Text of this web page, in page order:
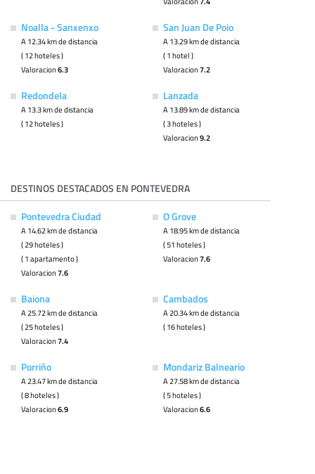
Noalla - Sanxenxo
A 12.34 km de distancia
( 12 hoteles )
Valoracion6.3
San Juan De Poio
A 13.29 km de distancia
( 1 hotel )
Valoracion7.2
Redondela
A 13.3 km de distancia
( 12 hoteles )
Lanzada
A 13.89 km de distancia
( 3 hoteles )
Valoracion9.2
DESTINOS DESTACADOS EN PONTEVEDRA
Pontevedra Ciudad
A 14.62 km de distancia
( 29 hoteles )
( 1 apartamento )
Valoracion7.6
O Grove
A 18.95 km de distancia
( 51 hoteles )
Valoracion7.6
Baiona
A 25.72 km de distancia
( 25 hoteles )
Valoracion7.4
Cambados
A 20.34 km de distancia
( 16 hoteles )
Porriño
A 23.47 km de distancia
( 8 hoteles )
Valoracion6.9
Mondariz Balneario
A 27.58 km de distancia
( 5 hoteles )
Valoracion6.6